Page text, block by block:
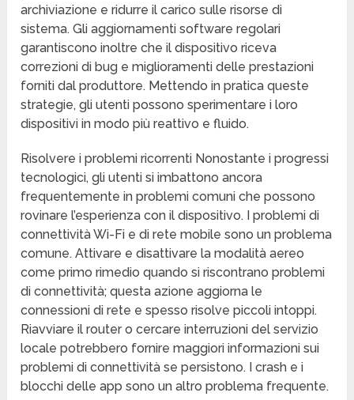
archiviazione e ridurre il carico sulle risorse di
sistema. Gli aggiornamenti software regolari
garantiscono inoltre che il dispositivo riceva
correzioni di bug e miglioramenti delle prestazioni
forniti dal produttore. Mettendo in pratica queste
strategie, gli utenti possono sperimentare i loro
dispositivi in modo più reattivo e fluido.
Risolvere i problemi ricorrenti Nonostante i progressi
tecnologici, gli utenti si imbattono ancora
frequentemente in problemi comuni che possono
rovinare l’esperienza con il dispositivo. I problemi di
connettività Wi-Fi e di rete mobile sono un problema
comune. Attivare e disattivare la modalità aereo
come primo rimedio quando si riscontrano problemi
di connettività; questa azione aggiorna le
connessioni di rete e spesso risolve piccoli intoppi.
Riavviare il router o cercare interruzioni del servizio
locale potrebbero fornire maggiori informazioni sui
problemi di connettività se persistono. I crash e i
blocchi delle app sono un altro problema frequente.